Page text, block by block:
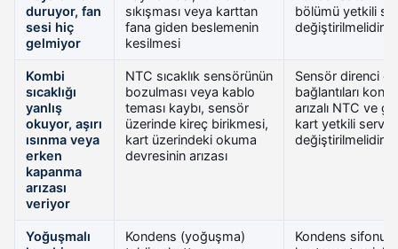
duruyor, fan
sesi hiç
gelmiyor
sıkışması veya karttan
fana giden beslemenin
kesilmesi
bölümü yetkili
değiştirilmelidir
Kombi
sıcaklığı
yanlış
okuyor, aşırı
ısınma veya
erken
kapanma
arızası
veriyor
NTC sıcaklık sensörünün
bozulması veya kablo
teması kaybı, sensör
üzerinde kireç birikmesi,
kart üzerindeki okuma
devresinin arızası
Sensör direnci
bağlantıları
arızalı NTC ve
kart yetkili servis
değiştirilmelidir
Yoğuşmalı
Kondens (yoğuşma)
Kondens sifonu